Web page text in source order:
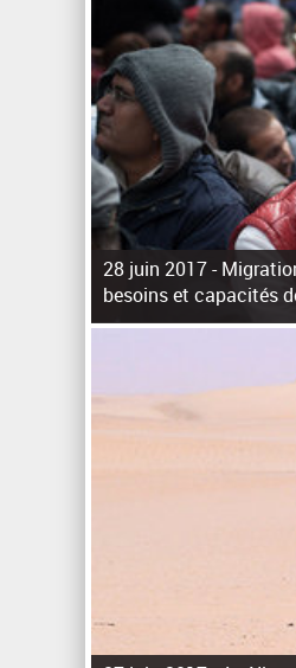
28 juin 2017 -
besoins et capacités
a